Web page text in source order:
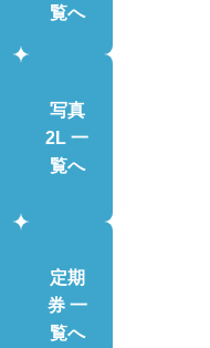
覧へ
写真
2L 一
覧へ
定期
券 一
覧へ